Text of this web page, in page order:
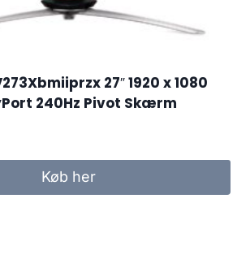
27″ 1920 x 1080
240Hz Pivot Skærm
Køb her